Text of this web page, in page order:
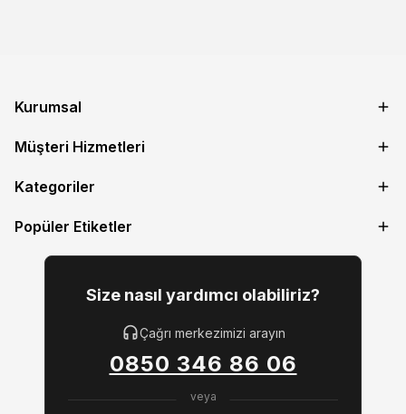
Kurumsal
Müşteri Hizmetleri
Kategoriler
Popüler Etiketler
Size nasıl yardımcı olabiliriz?
Çağrı merkezimizi arayın
0850 346 86 06